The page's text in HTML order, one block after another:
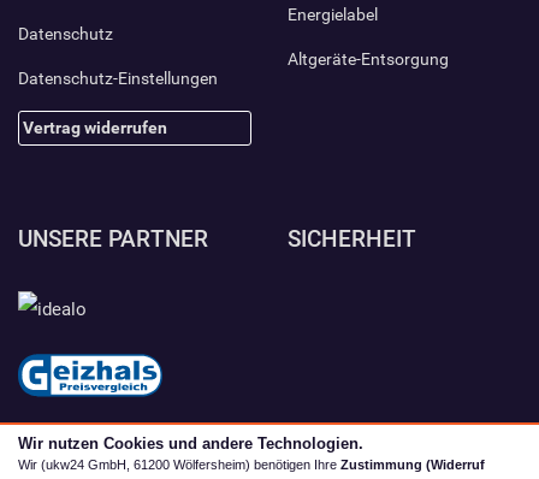
Datenschutz
Datenschutz-Einstellungen
Vertrag widerrufen
Energielabel
Altgeräte-Entsorgung
UNSERE PARTNER SICHERHEIT
Wir nutzen Cookies und andere Technologien.
Wir (ukw24 GmbH, 61200 Wölfersheim) benötigen Ihre Zustimmung (Widerruf